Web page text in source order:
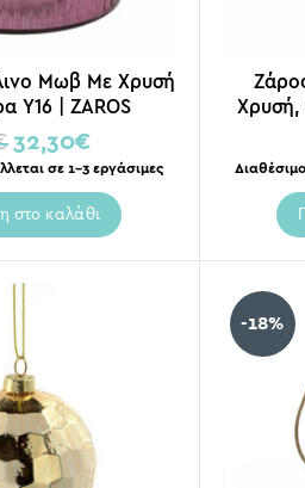
Μωβ Με Χρυσή
Y16 | ZAROS
32,30€
σε 1-3 εργάσιμες
στο καλάθι
Χρυσή,
-18%